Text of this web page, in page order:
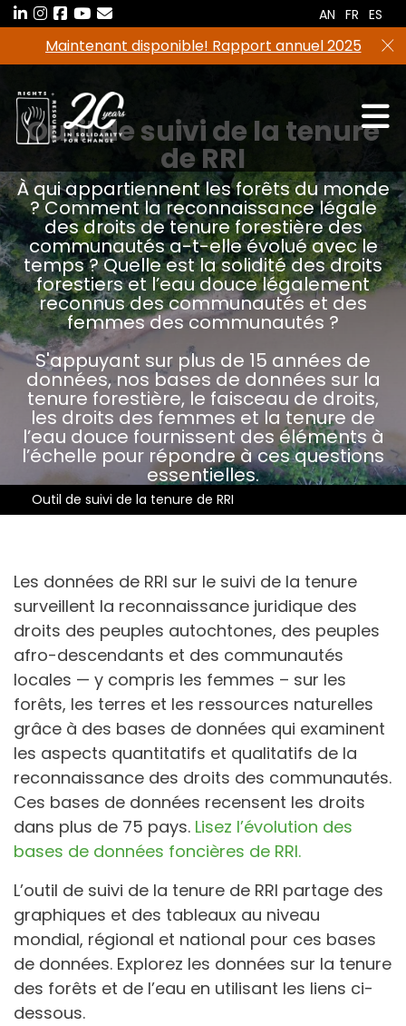
Aller
au
contenuMaintenant disponible! Rapport annuel 2025
AN FR ES
Outil de suivi de la tenure
de RRI
À qui appartiennent les forêts du monde
? Comment la reconnaissance légale
des droits de tenure forestière des
communautés a-t-elle évolué avec le
temps ? Quelle est la solidité des droits
forestiers et l’eau douce légalement
reconnus des communautés et des
femmes des communautés ?
S'appuyant sur plus de 15 années de
données, nos bases de données sur la
tenure forestière, le faisceau de droits,
les droits des femmes et la tenure de
l’eau douce fournissent des éléments à
l’échelle pour répondre à ces questions
essentielles.
Outil de suivi de la tenure de RRI
Les données de RRI sur le suivi de la tenure
surveillent la reconnaissance juridique des
droits des peuples autochtones, des peuples
afro-descendants et des communautés
locales — y compris les femmes – sur les
forêts, les terres et les ressources naturelles
grâce à des bases de données qui examinent
les aspects quantitatifs et qualitatifs de la
reconnaissance des droits des communautés.
Ces bases de données recensent les droits
dans plus de 75 pays. Lisez l’évolution des
bases de données foncières de RRI.
L’outil de suivi de la tenure de RRI partage des
graphiques et des tableaux au niveau
mondial, régional et national pour ces bases
de données. Explorez les données sur la tenure
des forêts et de l’eau en utilisant les liens ci-
dessous.